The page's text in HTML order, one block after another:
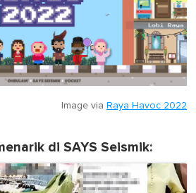
Image via Raya Havoc 2022
di SAYS Seismik: